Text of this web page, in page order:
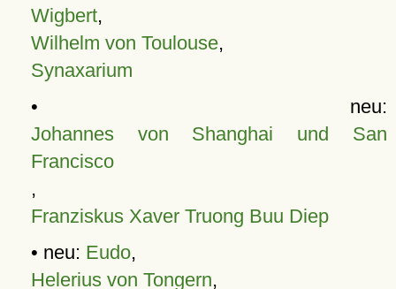
Wigbert,
Wilhelm von Toulouse,
Synaxarium
• neu:
Johannes von Shanghai und San
Francisco
,
Franziskus Xaver Truong Buu Diep
• neu: Eudo,
Helerius von Tongern,